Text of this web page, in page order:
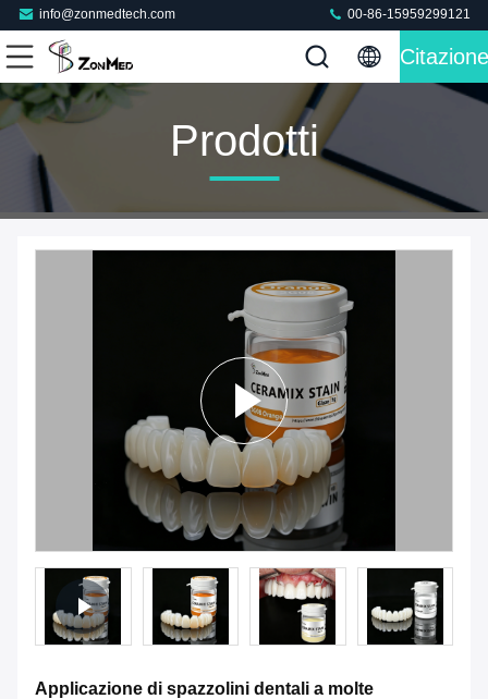
info@zonmedtech.com 00-86-15959299121
Citazione
Prodotti
Applicazione di spazzolini dentali a molte